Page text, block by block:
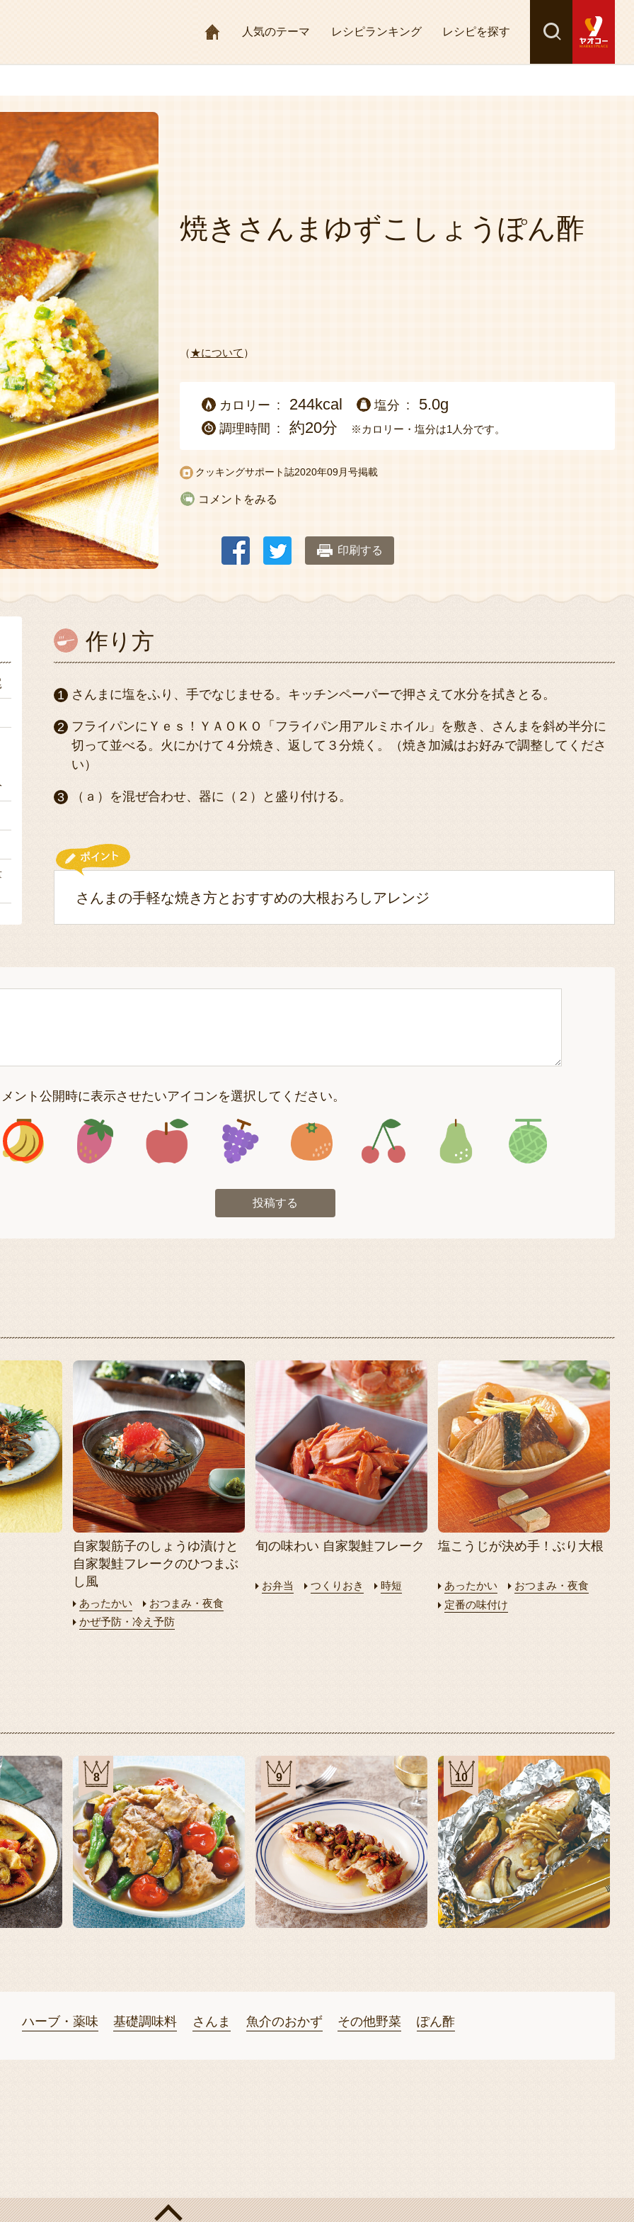
HOME人気のテーマ レシピランキング レシピを探す 検索
探す
焼きさんまゆずこしょうぽん酢
（★について ）
カロリー 244kcal 塩分 5.0g
調理時間 約20分 ※カロリー・塩分は1人分です。
クッキングサポート誌2020年09月号掲載
コメントをみる
印刷する
作り方
さんまに塩をふり、手でなじませる。キッチンペーパーで押さえて水分を拭きとる。
フライパンにＹｅｓ！ＹＡＯＫＯ「フライパン用アルミホイル」を敷き、さんまを斜め半分に
切って並べる。火にかけて４分焼き、返して３分焼く。（焼き加減はお好みで調整してくださ
い）
（ａ）を混ぜ合わせ、器に（２）と盛り付ける。
さんまの手軽な焼き方とおすすめの大根おろしアレンジ
ント公開時に表示させたいアイコンを選択してください。
アイコン1 アイコン2 アイコン3 アイコン4 アイコン5 アイコン6 アイコン7
投稿する
自家製筋子のしょうゆ漬けと
自家製鮭フレークのひつまぶ
し風
あったかい
おつまみ・夜食
かぜ予防・冷え予防
旬の味わい 自家製鮭フレーク
お弁当 つくりおき 時短
塩こうじが決め手！ぶり大根
あったかい
おつまみ・夜食
定番の味付け
8 9 10
ハーブ・薬味 基礎調味料 さんま 魚介のおかず その他野菜 ぽん酢